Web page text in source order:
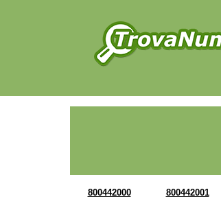
800442000 800442001